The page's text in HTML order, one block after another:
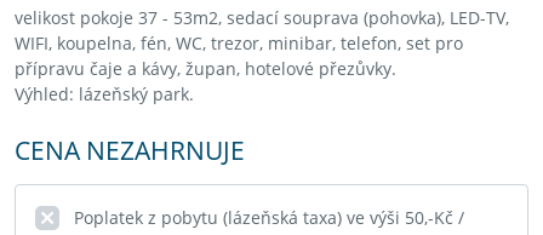
velikost pokoje 37 - 53m2, sedací souprava (pohovka), LED-TV,
WIFI, koupelna, fén, WC, trezor, minibar, telefon, set pro
přípravu čaje a kávy, župan, hotelové přezůvky.
Výhled: lázeňský park.
CENA NEZAHRNUJE
Poplatek z pobytu (lázeňská taxa) ve výši 50,-Kč /